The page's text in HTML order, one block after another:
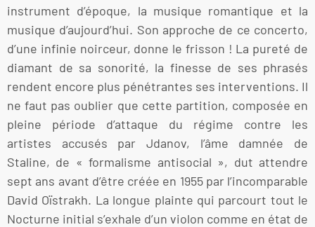
instrument d’époque, la musique romantique et la
musique d’aujourd’hui. Son approche de ce concerto,
d’une infinie noirceur, donne le frisson ! La pureté de
diamant de sa sonorité, la finesse de ses phrasés
rendent encore plus pénétrantes ses interventions. Il
ne faut pas oublier que cette partition, composée en
pleine période d’attaque du régime contre les
artistes accusés par Jdanov, l’âme damnée de
Staline, de « formalisme antisocial », dut attendre
sept ans avant d’être créée en 1955 par l’incomparable
David Oïstrakh. La longue plainte qui parcourt tout le
Nocturne initial s’exhale d’un violon comme en état de